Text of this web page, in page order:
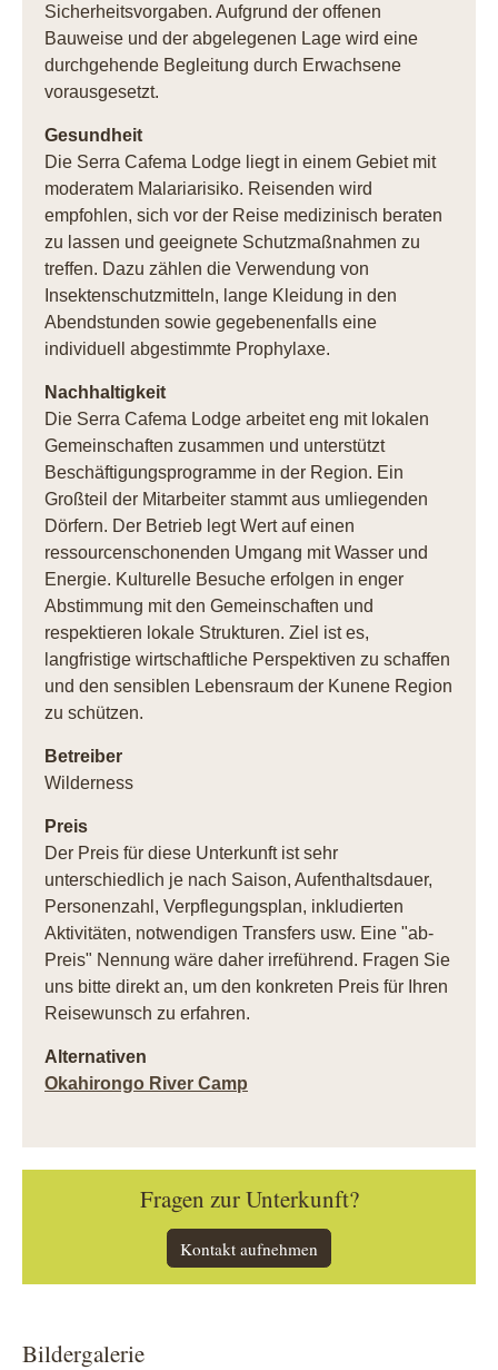
Sicherheitsvorgaben. Aufgrund der offenen
Bauweise und der abgelegenen Lage wird eine
durchgehende Begleitung durch Erwachsene
vorausgesetzt.
Gesundheit
Die Serra Cafema Lodge liegt in einem Gebiet mit
moderatem Malariarisiko. Reisenden wird
empfohlen, sich vor der Reise medizinisch beraten
zu lassen und geeignete Schutzmaßnahmen zu
treffen. Dazu zählen die Verwendung von
Insektenschutzmitteln, lange Kleidung in den
Abendstunden sowie gegebenenfalls eine
individuell abgestimmte Prophylaxe.
Nachhaltigkeit
Die Serra Cafema Lodge arbeitet eng mit lokalen
Gemeinschaften zusammen und unterstützt
Beschäftigungsprogramme in der Region. Ein
Großteil der Mitarbeiter stammt aus umliegenden
Dörfern. Der Betrieb legt Wert auf einen
ressourcenschonenden Umgang mit Wasser und
Energie. Kulturelle Besuche erfolgen in enger
Abstimmung mit den Gemeinschaften und
respektieren lokale Strukturen. Ziel ist es,
langfristige wirtschaftliche Perspektiven zu schaffen
und den sensiblen Lebensraum der Kunene Region
zu schützen.
Betreiber
Wilderness
Preis
Der Preis für diese Unterkunft ist sehr
unterschiedlich je nach Saison, Aufenthaltsdauer,
Personenzahl, Verpflegungsplan, inkludierten
Aktivitäten, notwendigen Transfers usw. Eine "ab-
Preis" Nennung wäre daher irreführend. Fragen Sie
uns bitte direkt an, um den konkreten Preis für Ihren
Reisewunsch zu erfahren.
Alternativen
Okahirongo River Camp
Fragen zur Unterkunft?
Kontakt aufnehmen
Bildergalerie